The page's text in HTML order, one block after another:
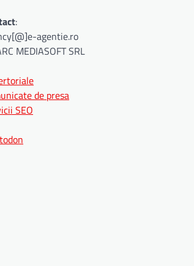
:
agentie.ro
MEDIASOFT SRL
de presa
SEO